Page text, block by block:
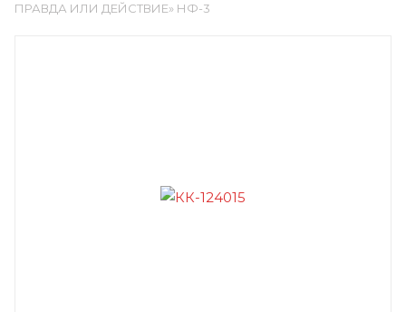
ПРАВДА ИЛИ ДЕЙСТВИЕ» НФ-3